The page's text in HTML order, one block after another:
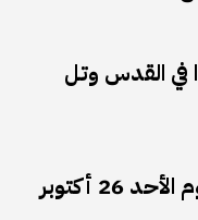
في القدس وتل
بدء التوقيت الشتوي في البلاد يوم الأحد 26 أكتوبر